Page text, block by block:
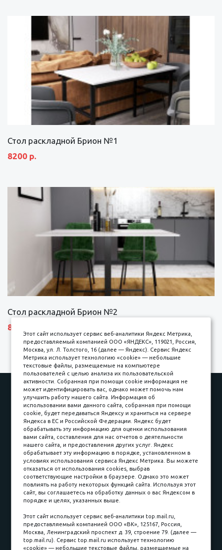
Стол раскладной Брион №1
8200 р.
Стол раскладной Брион №2
8690 р.
Наши работы
Оплата
Доставка и сборка
Гарантии
Карьера в компании
Контакты
Принимаем к оплате
Наличные
пл. Соляная, 6, стр. 16
8 (3822) 60-70-30
8 (3822) 50-39-09
Этот сайт использует сервис веб-аналитики Яндекс Метрика,
предоставляемый компанией ООО «ЯНДЕКС», 119021, Россия,
Москва, ул. Л. Толстого, 16 (далее — Яндекс). Сервис Яндекс
Метрика использует технологию «cookie» — небольшие
текстовые файлы, размещаемые на компьютере
пользователей с целью анализа их пользовательской
активности. Собранная при помощи cookie информация не
может идентифицировать вас, однако может помочь нам
улучшить работу нашего сайта. Информация об
использовании вами данного сайта, собранная при помощи
cookie, будет передаваться Яндексу и храниться на сервере
Яндекса в ЕС и Российской Федерации. Яндекс будет
обрабатывать эту информацию для оценки использования
вами сайта, составления для нас отчетов о деятельности
нашего сайта, и предоставления других услуг. Яндекс
обрабатывает эту информацию в порядке, установленном в
условиях использования сервиса Яндекс Метрика. Вы можете
отказаться от использования cookies, выбрав
соответствующие настройки в браузере. Однако это может
повлиять на работу некоторых функций сайта. Используя этот
сайт, вы соглашаетесь на обработку данных о вас Яндексом в
порядке и целях, указанных выше.
Этот сайт использует сервис веб-аналитики top.mail.ru,
предоставляемый компанией ООО «ВК», 125167, Россия,
Москва, Ленинградский проспект д. 39, строение 79. (далее —
top.mail.ru). Сервис top.mail.ru использует технологию
«cookie» — небольшие текстовые файлы, размещаемые на